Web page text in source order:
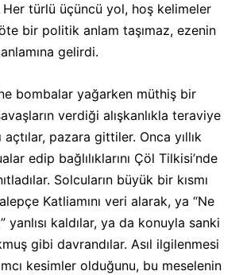
Her türlü üçüncü yol, hoş kelimeler
öte bir politik anlam taşımaz, ezenin
gelirdi.
bombalar yağarken müthiş bir
verdiği alışkanlıkla teraviye
açtılar, pazara gittiler. Onca yıllık
edip bağlılıklarını Çöl Tilkisi’nde
Solcuların büyük bir kısmı
Katliamını veri alarak, ya “Ne
yanlısı kaldılar, ya da konuyla sanki
gibi davrandılar. Asıl ilgilenmesi
kesimler olduğunu, bu meselenin